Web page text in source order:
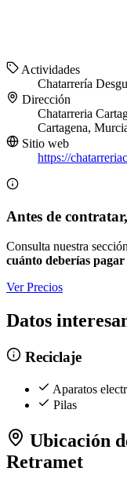
Actividades
Chatarrería
Dirección
Chatarreria
Cartagena,
Sitio web
https://
Antes de
Consulta nuestra
cuánto deberías pagar
Ver Precios
Datos
Reciclaje
Aparatos
Pilas
Ubicación
Retramet